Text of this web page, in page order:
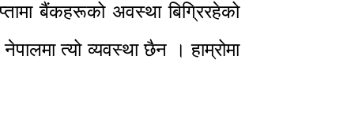
बैंकहरूको अवस्था बिग्रिरहेको
त्यो व्यवस्था छैन । हाम्रोमा